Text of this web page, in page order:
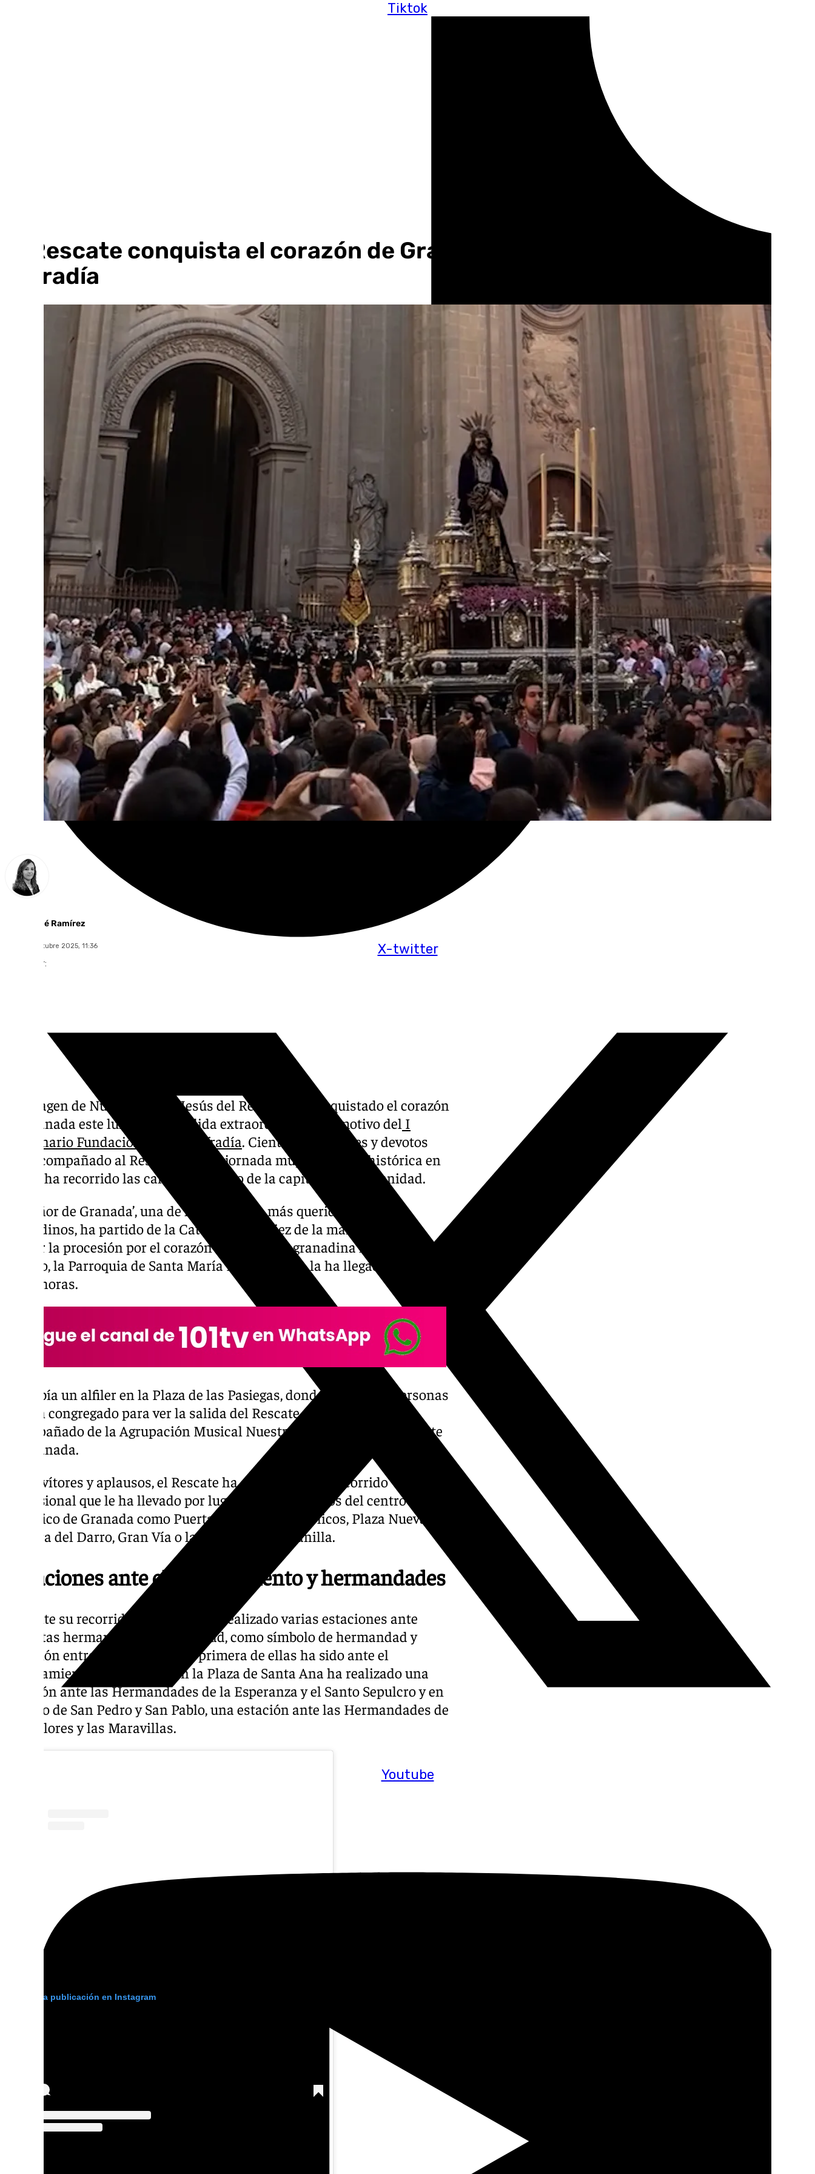
Tiktok
X-twitter
Youtube
El Rescate conquista el corazón de Granada en el centenario de su
cofradía
María José Ramírez
lunes, 13 octubre 2025, 11:36
Compartir:
La imagen de Nuestro Padre Jesús del Rescate ha conquistado el corazón
de Granada este lunes en su salida extraordinaria con motivo del I
Centenario Fundacional de su cofradía. Cientos de cofrades y devotos
han acompañado al Rescate en una jornada muy especial e histórica en
la que ha recorrido las calles del centro de la capital con solemnidad.
El ‘Señor de Granada’, una de las imágenes más queridas por los
granadinos, ha partido de la Catedral a las diez de la mañana para
iniciar la procesión por el corazón de la capital granadina hasta su
templo, la Parroquia de Santa María Magdalena, a la ha llegado sobre las
15.00 horas.
No cabía un alfiler en la Plaza de las Pasiegas, donde cientos de personas
se han congregado para ver la salida del Rescate, que ha ido
acompañado de la Agrupación Musical Nuestro Padre Jesús del Rescate
de Granada.
Entre vítores y aplausos, el Rescate ha continuado su recorrido
procesional que le ha llevado por lugares emblemáticos del centro
histórico de Granada como Puerta Real, Reyes Católicos, Plaza Nueva,
Carrera del Darro, Gran Vía o la Plaza de la Romanilla.
Estaciones ante el Ayuntamiento y hermandades
Durante su recorrido, el Rescate ha realizado varias estaciones ante
distintas hermandades de la ciudad, como símbolo de hermandad y
devoción entre ellas. Aunque la primera de ellas ha sido ante el
Ayuntamiento de Granada. En la Plaza de Santa Ana ha realizado una
estación ante las Hermandades de la Esperanza y el Santo Sepulcro y en
el Atrio de San Pedro y San Pablo, una estación ante las Hermandades de
los Dolores y las Maravillas.
Ver esta publicación en Instagram